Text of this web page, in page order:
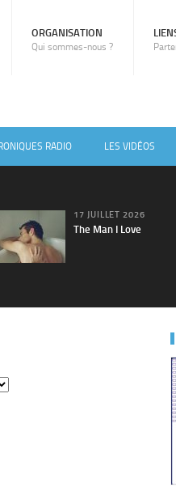
ORGANISATION
Qui sommes-nous ?
RADIO LES VIDÉOS
17 JUILLET 2026
The Man I Love